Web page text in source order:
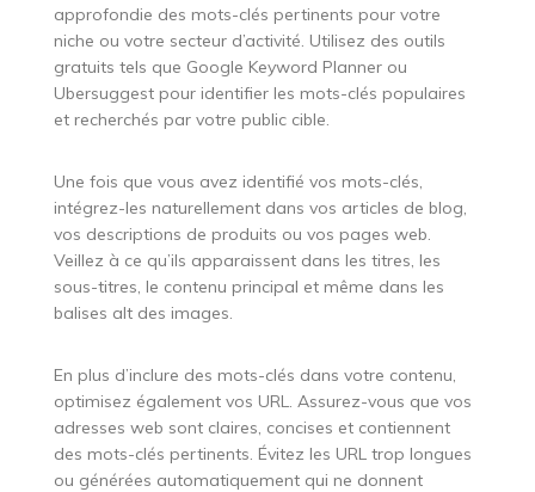
approfondie des mots-clés pertinents pour votre
niche ou votre secteur d’activité. Utilisez des outils
gratuits tels que Google Keyword Planner ou
Ubersuggest pour identifier les mots-clés populaires
et recherchés par votre public cible.
Une fois que vous avez identifié vos mots-clés,
intégrez-les naturellement dans vos articles de blog,
vos descriptions de produits ou vos pages web.
Veillez à ce qu’ils apparaissent dans les titres, les
sous-titres, le contenu principal et même dans les
balises alt des images.
En plus d’inclure des mots-clés dans votre contenu,
optimisez également vos URL. Assurez-vous que vos
adresses web sont claires, concises et contiennent
des mots-clés pertinents. Évitez les URL trop longues
ou générées automatiquement qui ne donnent